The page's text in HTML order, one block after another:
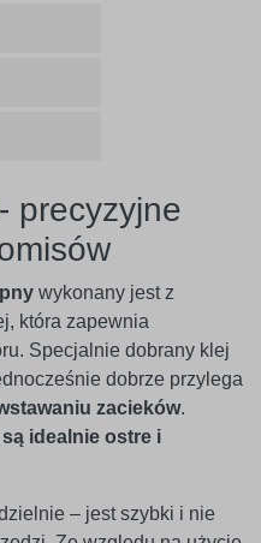
precyzyjne
wykonany jest z
która zapewnia
Specjalnie dobrany klej
dobrze przylega
zacieków.
idealnie ostre i
– jest szybki i nie